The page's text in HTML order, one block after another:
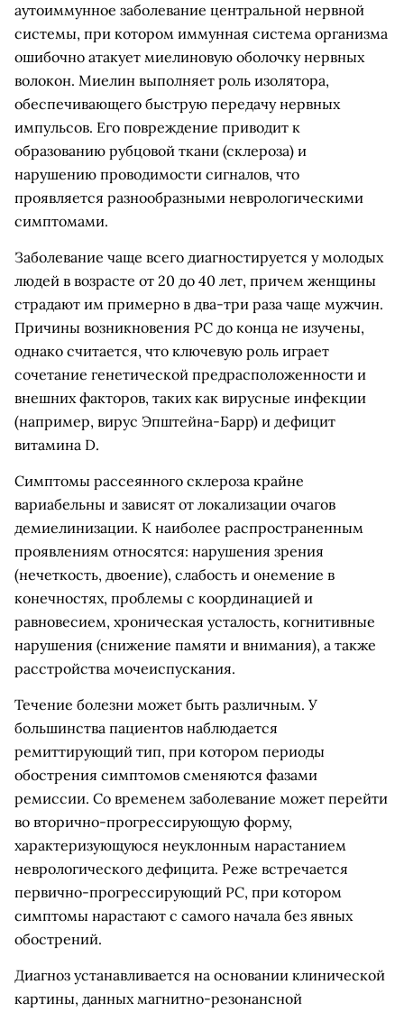
аутоиммунное заболевание центральной нервной
системы, при котором иммунная система организма
ошибочно атакует миелиновую оболочку нервных
волокон. Миелин выполняет роль изолятора,
обеспечивающего быструю передачу нервных
импульсов. Его повреждение приводит к
образованию рубцовой ткани (склероза) и
нарушению проводимости сигналов, что
проявляется разнообразными неврологическими
симптомами.
Заболевание чаще всего диагностируется у молодых
людей в возрасте от 20 до 40 лет, причем женщины
страдают им примерно в два-три раза чаще мужчин.
Причины возникновения РС до конца не изучены,
однако считается, что ключевую роль играет
сочетание генетической предрасположенности и
внешних факторов, таких как вирусные инфекции
(например, вирус Эпштейна-Барр) и дефицит
витамина D.
Симптомы рассеянного склероза крайне
вариабельны и зависят от локализации очагов
демиелинизации. К наиболее распространенным
проявлениям относятся: нарушения зрения
(нечеткость, двоение), слабость и онемение в
конечностях, проблемы с координацией и
равновесием, хроническая усталость, когнитивные
нарушения (снижение памяти и внимания), а также
расстройства мочеиспускания.
Течение болезни может быть различным. У
большинства пациентов наблюдается
ремиттирующий тип, при котором периоды
обострения симптомов сменяются фазами
ремиссии. Со временем заболевание может перейти
во вторично-прогрессирующую форму,
характеризующуюся неуклонным нарастанием
неврологического дефицита. Реже встречается
первично-прогрессирующий РС, при котором
симптомы нарастают с самого начала без явных
обострений.
Диагноз устанавливается на основании клинической
картины, данных магнитно-резонансной